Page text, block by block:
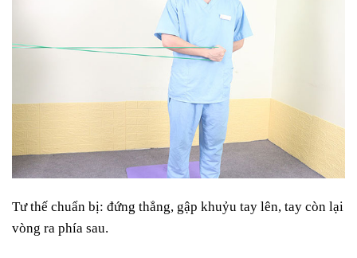
Tư thế chuẩn bị: đứng thẳng, gập khuỷu tay lên, tay còn lại
vòng ra phía sau.